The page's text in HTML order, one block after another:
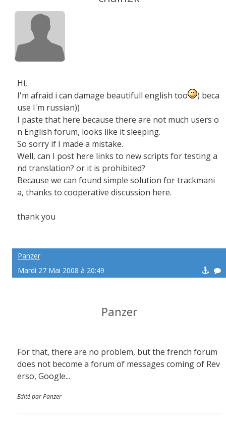
Hi,
I'm afraid i can damage beautifull english too
) beca
use I'm russian))
I paste that here because there are not much users o
n English forum, looks like it sleeping.
So sorry if I made a mistake.
Well, can I post here links to new scripts for testing a
nd translation? or it is prohibited?
Because we can found simple solution for trackmani
a, thanks to cooperative discussion here.
thank you
Panzer
Mardi 27 Mai 2008 à 20:49
Panzer
For that, there are no problem, but the french forum
does not become a forum of messages coming of Rev
erso, Google...
Edité par Panzer